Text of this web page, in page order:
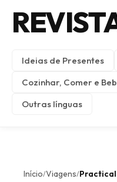
Ideias de Presentes
Cozinhar, Comer e
Outras línguas
Início/Viagens/Practical